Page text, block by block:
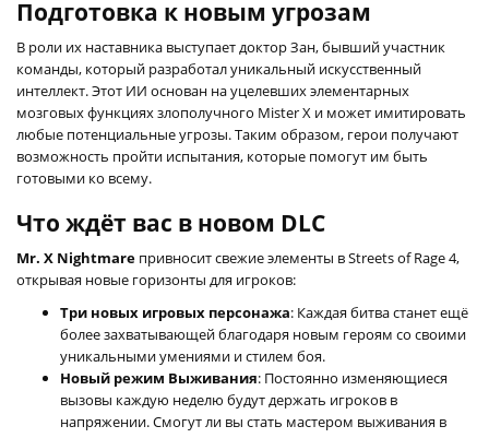
Подготовка к новым угрозам
В роли их наставника выступает доктор Зан, бывший участник
команды, который разработал уникальный искусственный
интеллект. Этот ИИ основан на уцелевших элементарных
мозговых функциях злополучного Mister X и может имитировать
любые потенциальные угрозы. Таким образом, герои получают
возможность пройти испытания, которые помогут им быть
готовыми ко всему.
Что ждёт вас в новом DLC
Mr. X Nightmare привносит свежие элементы в Streets of Rage 4,
открывая новые горизонты для игроков:
Три новых игровых персонажа: Каждая битва станет ещё
более захватывающей благодаря новым героям со своими
уникальными умениями и стилем боя.
Новый режим Выживания: Постоянно изменяющиеся
вызовы каждую неделю будут держать игроков в
напряжении. Смогут ли вы стать мастером выживания в